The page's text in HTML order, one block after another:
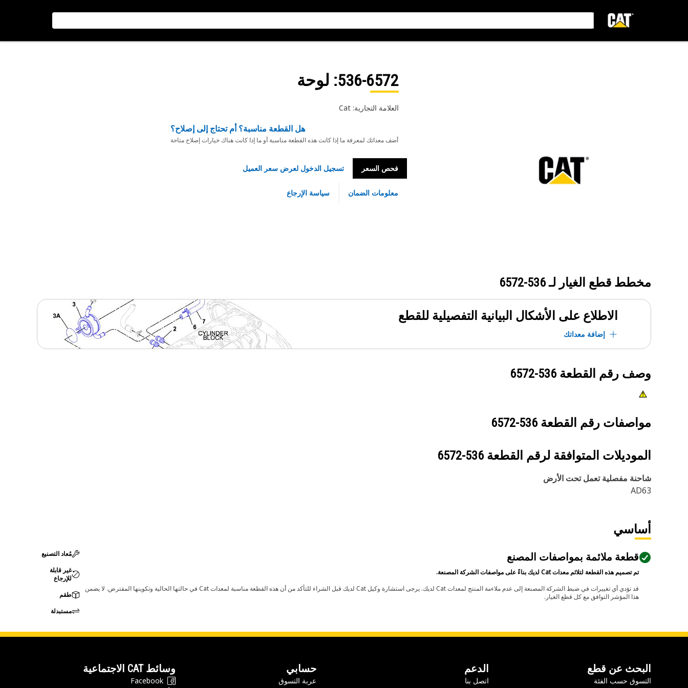
536-6572: لوحة
العلامة التجارية: Cat
هل القطعة مناسبة؟ أم تحتاج إلى إصلاح؟
أضف معداتك لمعرفة ما إذا كانت هذه القطعة مناسبة أو ما إذا كانت هناك خيارات إصلاح متاحة
فحص السعر تسجيل الدخول لعرض سعر العميل
معلومات الضمان سياسة الإرجاع
مخطط قطع الغيار لـ536-6572
الاطلاع على الأشكال البيانية التفصيلية للقطع
إضافة معداتك
وصف رقم القطعة 536-6572
مواصفات رقم القطعة 536-6572
الموديلات المتوافقة لرقم القطعة 536-6572
شاحنة مفصلية تعمل تحت الأرض
AD63
أساسي
قطعة ملائمة بمواصفات المصنع
تم تصميم هذه القطعة لتلائم معدات Cat لديك بناءً على مواصفات الشركة المصنعة.
قد تؤدي أي تغييرات في ضبط الشركة المصنعة إلى عدم ملاءمة المنتج لمعدات Cat لديك. يرجى استشارة وكيل Cat لديك قبل الشراء للتأكد من أن هذه القطعة مناسبة لمعدات Cat في حالتها الحالية وتكوينها المفترض. لا يضمن
هذا المؤشر التوافق مع كل قطع الغيار.
مُعاد التصنيع
غير قابلة
للإرجاع
طقم
مستبدلة
البحث عن قطع
التسوق حسب الفئة
الدعم
اتصل بنا
حسابي
عربة التسوق
وسائط CAT الاجتماعية
Facebook